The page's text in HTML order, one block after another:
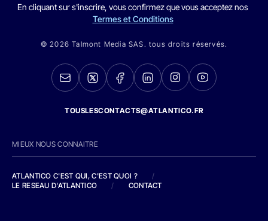
En cliquant sur s'inscrire, vous confirmez que vous acceptez nos
Termes et Conditions
© 2026 Talmont Media SAS. tous droits réservés.
TOUSLESCONTACTS@ATLANTICO.FR
MIEUX NOUS CONNAITRE
ATLANTICO C'EST QUI, C'EST QUOI ?
/
LE RESEAU D'ATLANTICO
/ CONTACT